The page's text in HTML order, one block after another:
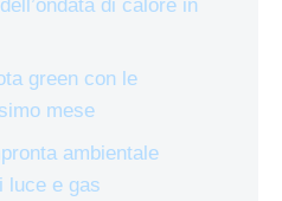
di calore in
green con le
mese
ambientale
luce e gas